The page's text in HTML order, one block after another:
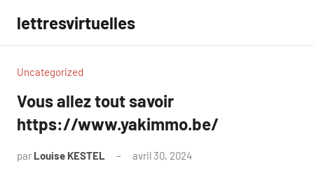
contenu
lettresvirtuelles
Uncategorized
Vous allez tout savoir
https://www.yakimmo.be/
par Louise KESTEL avril 30, 2024